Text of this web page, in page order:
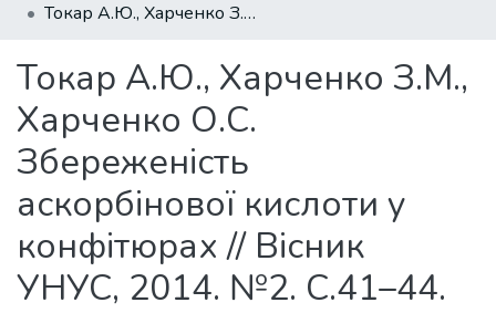
All of DSpace
Токар А.Ю., Харченко З.М., Харченко О.С. Збереженість аскорбінової кислоти у конфітюрах // Вісник УНУС, 2014. №2. С.41–44.
Токар А.Ю., Харченко З.М.,
Харченко О.С.
Збереженість
аскорбінової кислоти у
конфітюрах // Вісник
УНУС, 2014. №2. С.41–44.